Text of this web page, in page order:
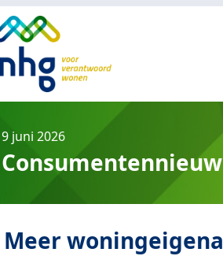
‌9 juni 2026
Meer